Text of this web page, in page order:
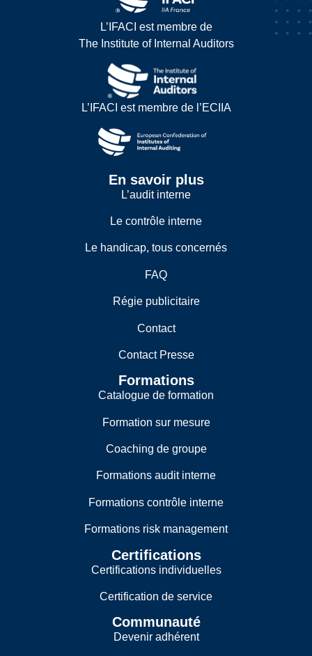
L’IFACI est membre de
The Institute of Internal Auditors
L’IFACI est membre de l’ECIIA
En savoir plus
L’audit interne
Le contrôle interne
Le handicap, tous concernés
FAQ
Régie publicitaire
Contact
Contact Presse
Formations
Catalogue de formation
Formation sur mesure
Coaching de groupe
Formations audit interne
Formations contrôle interne
Formations risk management
Certifications
Certifications individuelles
Certification de service
Communauté
Devenir adhérent